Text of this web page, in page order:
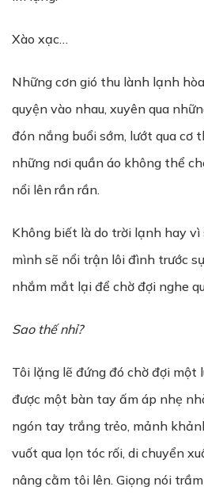
Xào xạc…
Những cơn gió thu lành lạnh
quyện vào nhau, xuyên qua
đón nắng buổi sớm, lướt qua cơ
những nơi quần áo không thể
nổi lên rần rần.
Không biết là do trời lạnh hay vì
mình sẽ nổi trận lôi đình trước
nhắm mắt lại để chờ đợi nghe
Sao thế nhỉ?
Tôi lặng lẽ đứng đó chờ đợi một
được một bàn tay ấm áp nhẹ
ngón tay trắng trẻo, mảnh
vuốt qua lọn tóc rối, di chuyển
nâng cằm tôi lên. Giọng nói